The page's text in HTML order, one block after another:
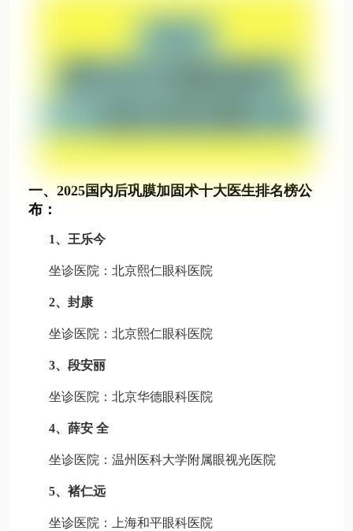
一、2025国内后巩膜加固术十大医生排名榜公
布：
1、王乐今
坐诊医院：北京熙仁眼科医院
2、封康
坐诊医院：北京熙仁眼科医院
3、段安丽
坐诊医院：北京华德眼科医院
4、薛安 全
坐诊医院：温州医科大学附属眼视光医院
5、褚仁远
坐诊医院：上海和平眼科医院